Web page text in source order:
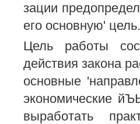
зации
его основную' цель.
Цель работы
действия закона
основные
экономические
выработать